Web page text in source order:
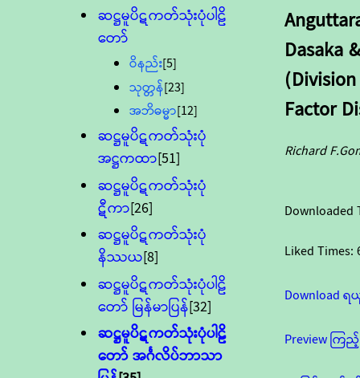
ဆဋ္ဌမူပိဋကတ်သုံးပုံပါဠိ
တော်
ဝိနည်း[5]
သုတ္တန်[23]
အဘိဓမ္မာ[12]
ဆဋ္ဌမူပိဋကတ်သုံးပုံ
အဋ္ဌကထာ[51]
ဆဋ္ဌမူပိဋကတ်သုံးပုံ
ဋီကာ[26]
ဆဋ္ဌမူပိဋကတ်သုံးပုံ
နိဿယ[8]
ဆဋ္ဌမူပိဋကတ်သုံးပုံပါဠိ
တော် မြန်မာပြန်[32]
ဆဋ္ဌမူပိဋကတ်သုံးပုံပါဠိ
တော် အင်္ဂလိပ်ဘာသာ
Dasaka
Factor
Richard
Downloaded
Liked Times:
Download
Preview ကြ